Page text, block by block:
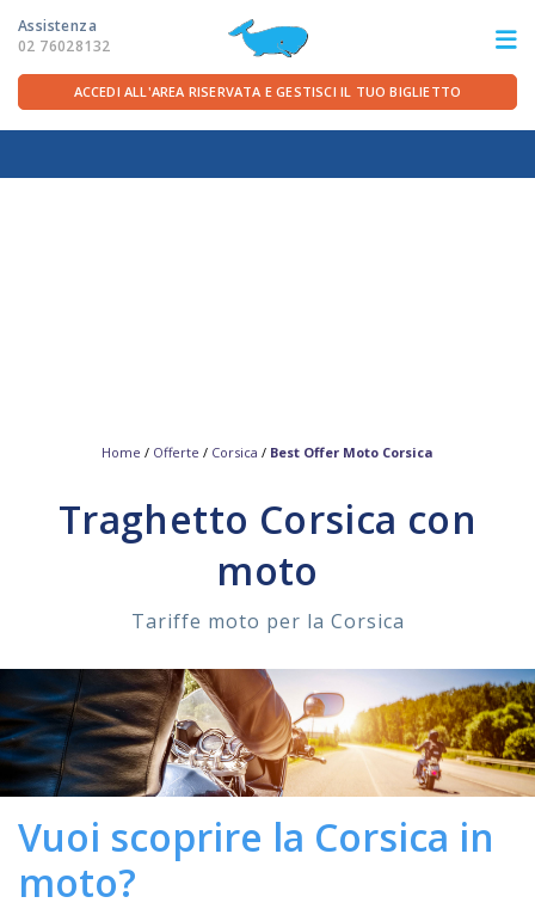
Assistenza
02 76028132
ITA FRA DEU ENG
SERVIZI A BORDO
LA COMPAGNIA
AssistenzaOnline
Assistenza02 76028132
ACCEDI ALL'AREA RISERVATA E GESTISCI IL TUO BIGLIETTO
Home / Offerte / Corsica / Best Offer Moto Corsica
Traghetto Corsica con
moto
Tariffe moto per la Corsica
Vuoi scoprire la Corsica in
moto?